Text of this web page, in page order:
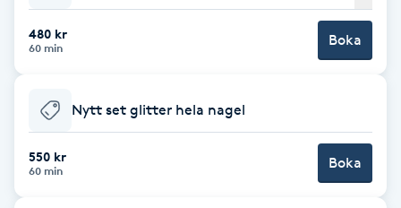
Bottenfärg
Brynfärgning
Brynplockning
480 kr
60 min Boka
Nytt set glitter hela nagel
550 kr
60 min Boka